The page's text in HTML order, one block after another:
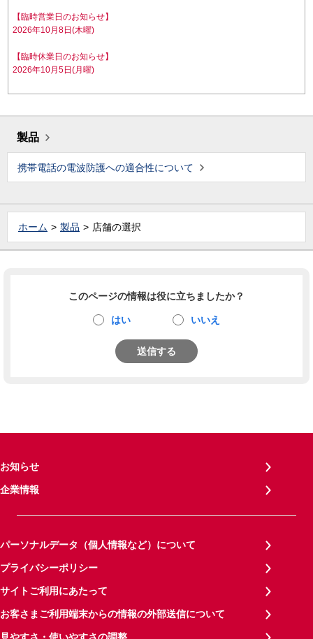
【臨時営業日のお知らせ】
2026年10月8日(木曜)
【臨時休業日のお知らせ】
2026年10月5日(月曜)
製品
携帯電話の電波防護への適合性について
ホーム 製品 店舗の選択
このページの情報は役に立ちましたか？
はい いいえ
送信する
お知らせ
企業情報
パーソナルデータ（個人情報など）について
プライバシーポリシー
サイトご利用にあたって
お客さまご利用端末からの情報の外部送信について